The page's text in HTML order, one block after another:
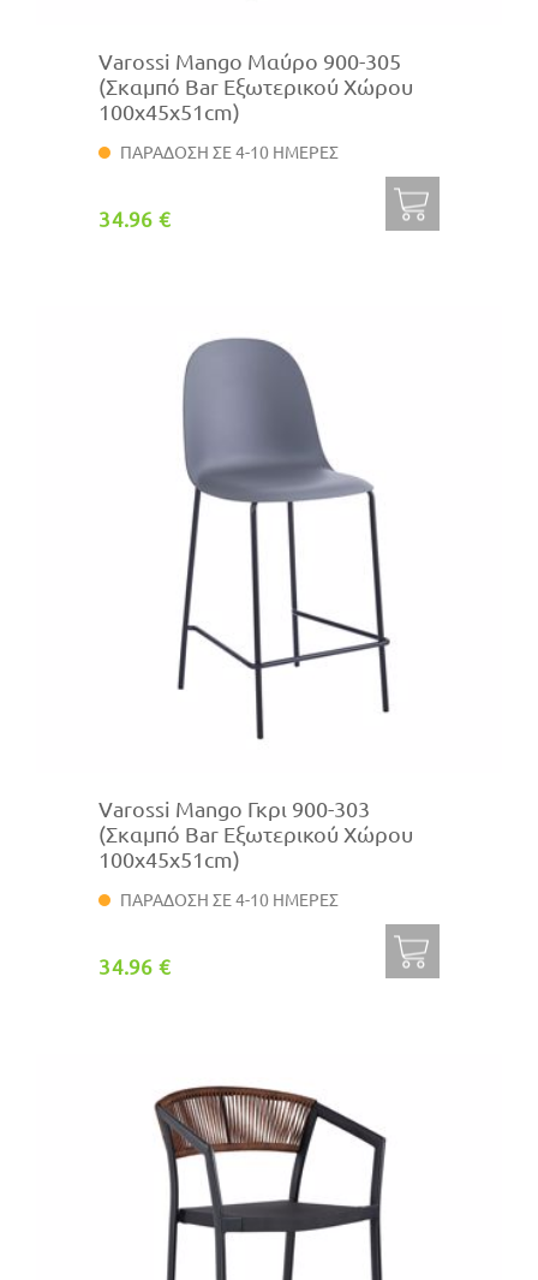
Varossi Mango Μαύρο 900-305
(Σκαμπό Bar Εξωτερικού Χώρου
100x45x51cm)
ΠΑΡΑΔΟΣΗ ΣΕ 4-10 ΗΜΕΡΕΣ
34.96 €
Varossi Mango Γκρι 900-303
(Σκαμπό Bar Εξωτερικού Χώρου
100x45x51cm)
ΠΑΡΑΔΟΣΗ ΣΕ 4-10 ΗΜΕΡΕΣ
34.96 €